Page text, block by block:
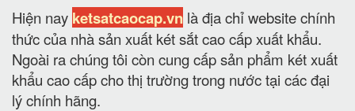
Hiện nay ketsatcaocap.vn là địa chỉ website chính
thức của nhà sản xuất két sắt cao cấp xuất khẩu.
Ngoài ra chúng tôi còn cung cấp sản phẩm két xuất
khẩu cao cấp cho thị trường trong nước tại các đại
lý chính hãng.